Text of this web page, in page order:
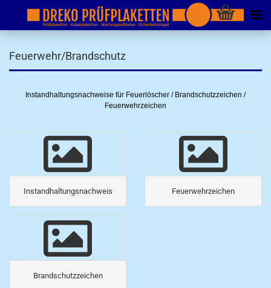
Feuerwehr/Brandschutz
Instandhaltungsnachweise für Feuerlöscher / Brandschutzzeichen /
Feuerwehrzeichen
Instandhaltungsnachweis Feuerwehrzeichen
Brandschutzzeichen